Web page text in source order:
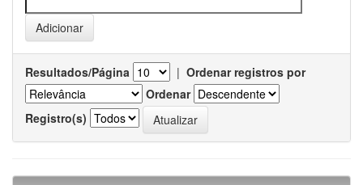
Resultados/Página | Ordenar registros por
Ordenar
Registro(s)